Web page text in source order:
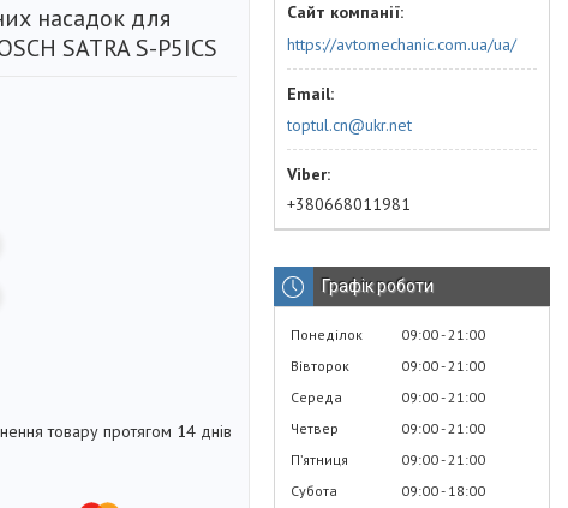
насадок для
SATRA S-P5ICS
товару протягом 14 днів
https://avtomechanic.com.ua/ua/
toptul.cn@ukr.net
+380668011981
Графік роботи
Понеділок 09:00 21:00
Вівторок
09:00 21:00
Середа
09:00 21:00
Четвер
09:00 21:00
Пʼятниця
09:00 21:00
Субота
09:00 18:00